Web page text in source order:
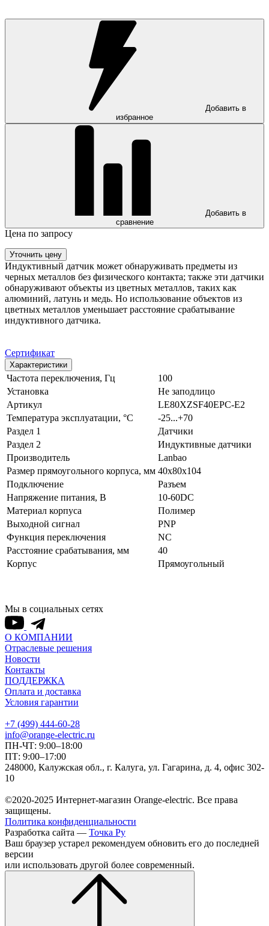
Добавить в
избранное
Добавить в
сравнение
Цена по запросу
Уточнить цену
Индуктивный датчик может обнаруживать предметы из
черных металлов без физического контакта; также эти датчики
обнаруживают объекты из цветных металлов, таких как
алюминий, латунь и медь. Но использование объектов из
цветных металлов уменьшает расстояние срабатывание
индуктивного датчика.
Сертификат
Характеристики
Частота переключения, Гц
100
Установка
Не заподлицо
Артикул
LE80XZSF40EPC-E2
Температура эксплуатации, °С
-25...+70
Раздел 1
Датчики
Раздел 2
Индуктивные датчики
Производитель
Lanbao
Размер прямоугольного корпуса, мм 40x80x104
Подключение
Разъем
Напряжение питания, В
10-60DC
Материал корпуса
Полимер
Выходной сигнал
PNP
Функция переключения
NC
Расстояние срабатывания, мм
40
Корпус
Прямоугольный
Мы в социальных сетях
О КОМПАНИИ
Отраслевые решения
Новости
Контакты
ПОДДЕРЖКА
Оплата и доставка
Условия гарантии
+7 (499) 444-60-28
info@orange-electric.ru
ПН-ЧТ: 9:00–18:00
ПТ: 9:00–17:00
248000, Калужская обл., г. Калуга, ул. Гагарина, д. 4, офис 302-
10
©2020-2025 Интернет-магазин Orange-electric. Все права
защищены.
Политика конфиденциальности
Разработка сайта — Точка Ру
Ваш браузер устарел рекомендуем обновить его до последней
версии
или использовать другой более современный.